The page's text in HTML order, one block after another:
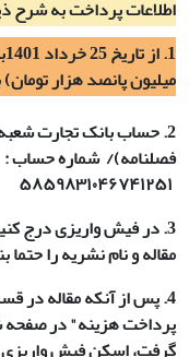
اطلاعات پرداخت به شرح
میلیون پانصد هزار
2.
3. در فیش واریزی درج
مقاله و نام نشریه را حتما
4. پس از آنکه مقاله در
پرداخت هزینه" در
گرفت، اسکن فیش واریزی